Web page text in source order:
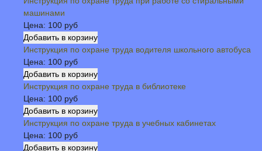
машинами
Цена: 100 руб
Инструкция по охране труда водителя школьного автобуса
Цена: 100 руб
Инструкция по охране труда в библиотеке
Цена: 100 руб
Инструкция по охране труда в учебных кабинетах
Цена: 100 руб